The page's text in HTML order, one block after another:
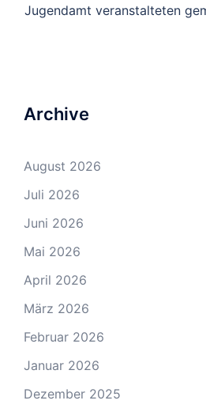
Jugendamt veranstalteten
Archive
August 2026
Juli 2026
Juni 2026
Mai 2026
April 2026
März 2026
Februar 2026
Januar 2026
Dezember 2025